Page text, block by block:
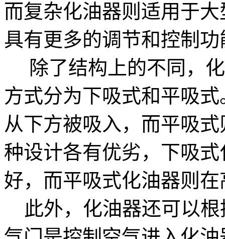
而复杂化油器则适用于
具有更多的调节和控制功
除了结构上的不同，
方式分为下吸式和平吸
从下方被吸入，而平吸
种设计各有优劣，下吸
好，而平吸式化油器则
此外，化油器还可以根